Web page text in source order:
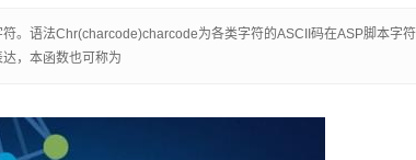
。语法Chr(charcode)charcode为各类字符的ASCII码在ASP脚本字
，本函数也可称为